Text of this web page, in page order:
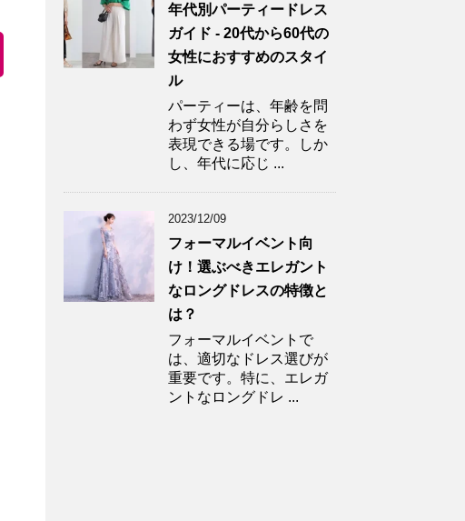
年代別パーティードレス
ガイド - 20代から60代の
女性におすすめのスタイ
ル
パーティーは、年齢を問
わず女性が自分らしさを
表現できる場です。しか
し、年代に応じ ...
2023/12/09
フォーマルイベント向
け！選ぶべきエレガント
なロングドレスの特徴と
は？
フォーマルイベントで
は、適切なドレス選びが
重要です。特に、エレガ
ントなロングドレ ...